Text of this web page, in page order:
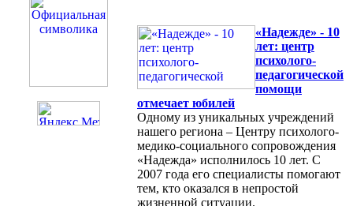
«Надежде» - 10
лет: центр
психолого-
педагогической
помощи
отмечает юбилей
Одному из уникальных учреждений
нашего региона – Центру психолого-
медико-социального сопровождения
«Надежда» исполнилось 10 лет. С
2007 года его специалисты помогают
тем, кто оказался в непростой
жизненной ситуации.